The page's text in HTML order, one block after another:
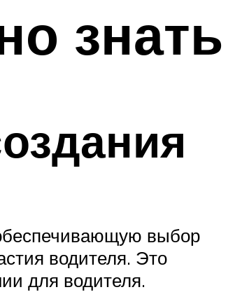
знать
выбор
водителя. Это
для водителя.